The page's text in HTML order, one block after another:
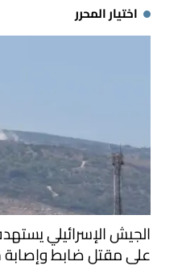
اختيار المحرر
الجيش الإسرائيلي
على مقتل ضابط وإصابة